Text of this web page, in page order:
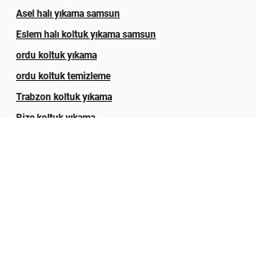
Asel halı yıkama samsun
Eslem halı koltuk yıkama samsun
ordu koltuk yıkama
ordu koltuk temizleme
Trabzon koltuk yıkama
Rize koltuk yıkama